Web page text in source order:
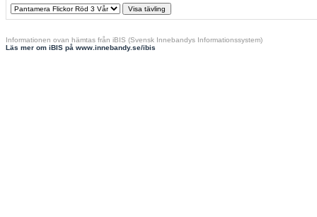
Informationen ovan hämtas från iBIS (Svensk Innebandys Informationssystem)
Läs mer om iBIS på www.innebandy.se/ibis